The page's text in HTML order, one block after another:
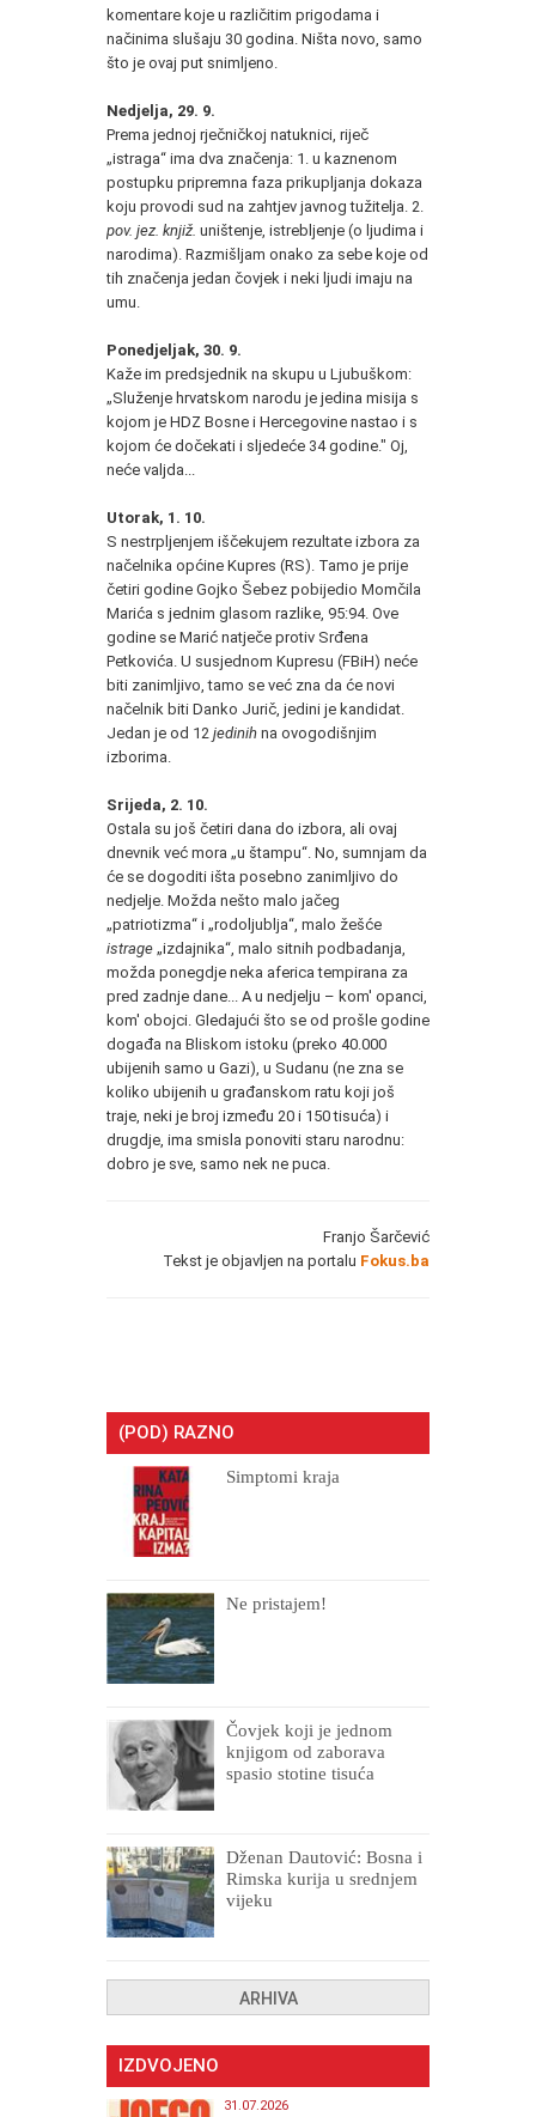
komentare koje u različitim prigodama i
načinima slušaju 30 godina. Ništa novo, samo
što je ovaj put snimljeno.
Nedjelja, 29. 9.
Prema jednoj rječničkoj natuknici, riječ
„istraga“ ima dva značenja: 1. u kaznenom
postupku pripremna faza prikupljanja dokaza
koju provodi sud na zahtjev javnog tužitelja. 2.
pov. jez. knjiž. uništenje, istrebljenje (o ljudima i
narodima). Razmišljam onako za sebe koje od
tih značenja jedan čovjek i neki ljudi imaju na
umu.
Ponedjeljak, 30. 9.
Kaže im predsjednik na skupu u Ljubuškom:
„Služenje hrvatskom narodu je jedina misija s
kojom je HDZ Bosne i Hercegovine nastao i s
kojom će dočekati i sljedeće 34 godine." Oj,
neće valjda...
Utorak, 1. 10.
S nestrpljenjem iščekujem rezultate izbora za
načelnika općine Kupres (RS). Tamo je prije
četiri godine Gojko Šebez pobijedio Momčila
Marića s jednim glasom razlike, 95:94. Ove
godine se Marić natječe protiv Srđena
Petkovića. U susjednom Kupresu (FBiH) neće
biti zanimljivo, tamo se već zna da će novi
načelnik biti Danko Jurič, jedini je kandidat.
Jedan je od 12 jedinih na ovogodišnjim
izborima.
Srijeda, 2. 10.
Ostala su još četiri dana do izbora, ali ovaj
dnevnik već mora „u štampu“. No, sumnjam da
će se dogoditi išta posebno zanimljivo do
nedjelje. Možda nešto malo jačeg
„patriotizma“ i „rodoljublja“, malo žešće
istrage „izdajnika“, malo sitnih podbadanja,
možda ponegdje neka aferica tempirana za
pred zadnje dane... A u nedjelju – kom' opanci,
kom' obojci. Gledajući što se od prošle godine
događa na Bliskom istoku (preko 40.000
ubijenih samo u Gazi), u Sudanu (ne zna se
koliko ubijenih u građanskom ratu koji još
traje, neki je broj između 20 i 150 tisuća) i
drugdje, ima smisla ponoviti staru narodnu:
dobro je sve, samo nek ne puca.
Franjo Šarčević
Tekst je objavljen na portalu Fokus.ba
(POD) RAZNO
Simptomi kraja
Ne pristajem!
Čovjek koji je jednom
knjigom od zaborava
spasio stotine tisuća
Dženan Dautović: Bosna i
Rimska kurija u srednjem
vijeku
ARHIVA
IZDVOJENO
31.07.2026